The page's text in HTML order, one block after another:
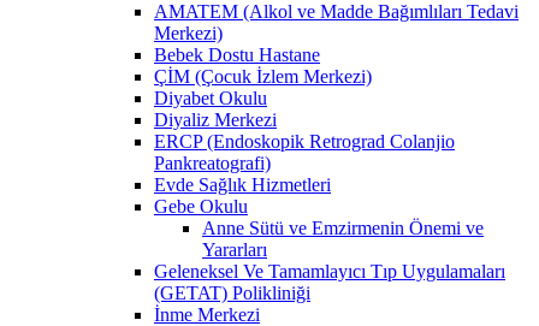
AMATEM (Alkol ve Madde Bağımlıları Tedavi
Merkezi)
Bebek Dostu Hastane
ÇİM (Çocuk İzlem Merkezi)
Diyabet Okulu
Diyaliz Merkezi
ERCP (Endoskopik Retrograd Colanjio
Pankreatografi)
Evde Sağlık Hizmetleri
Gebe Okulu
Anne Sütü ve Emzirmenin Önemi ve
Yararları
Geleneksel Ve Tamamlayıcı Tıp Uygulamaları
(GETAT) Polikliniği
İnme Merkezi